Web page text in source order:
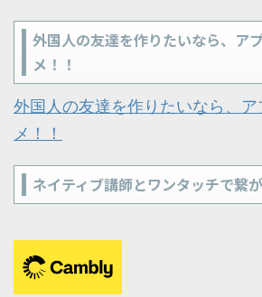
外国人の友達を作りたいなら、ア
メ！！
外国人の友達を作りたいなら、
メ！！
ネイティブ講師とワンタッチで繋